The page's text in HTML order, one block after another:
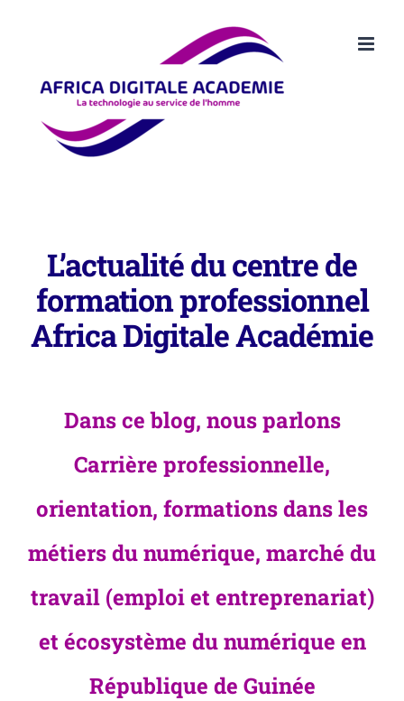
L’actualité du centre de
formation professionnel
Africa Digitale Académie
Dans ce blog, nous parlons
Carrière professionnelle,
orientation, formations dans les
métiers du numérique, marché du
travail (emploi et entreprenariat)
et écosystème du numérique en
République de Guinée